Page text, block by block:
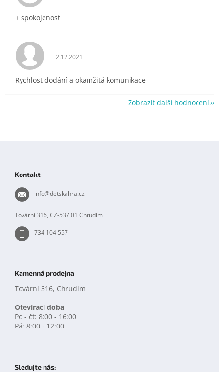
+ spokojenost
Hodnocení obchodu je 5 z 5 hvězdiček.
2.12.2021
Rychlost dodání a okamžitá komunikace
Zobrazit další hodnocení
Kontakt
info@detskahra.cz
Tovární 316, CZ-537 01 Chrudim
734 104 557
Kamenná prodejna
Tovární 316, Chrudim
Otevírací doba
Po - čt: 8:00 - 16:00
Pá: 8:00 - 12:00
Sledujte nás: